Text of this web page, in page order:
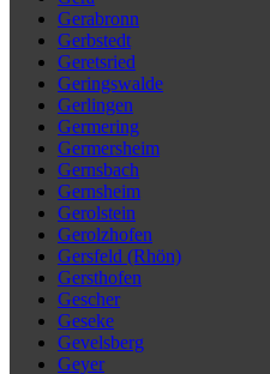
Gerabronn
Gerbstedt
Geretsried
Geringswalde
Gerlingen
Germering
Germersheim
Gernsbach
Gernsheim
Gerolstein
Gerolzhofen
Gersfeld (Rhön)
Gersthofen
Gescher
Geseke
Gevelsberg
Geyer